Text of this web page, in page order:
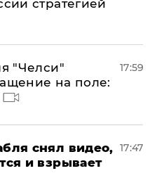
стратегией
"Челси"
на поле:
17:59
снял видео,
и взрывает
17:47